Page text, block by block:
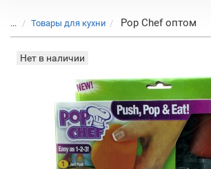
... Товары для кухни Pop Chef оптом
Нет в наличии